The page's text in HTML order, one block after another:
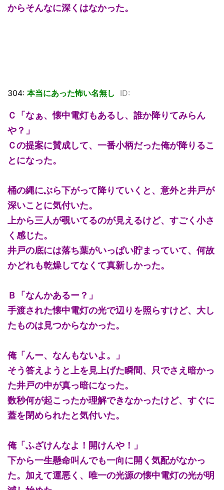
からそんなに深くはなかった。
304: 本当にあった怖い名無し ID:
Ｃ「なぁ、懐中電灯もあるし、誰か降りてみらん
や？」
Ｃの提案に賛成して、一番小柄だった俺が降りるこ
とになった。
桶の縄にぶら下がって降りていくと、意外と井戸が
深いことに気付いた。
上から三人が覗いてるのが見えるけど、すごく小さ
く感じた。
井戸の底には落ち葉がいっぱい貯まっていて、何故
かどれも乾燥してなくて真新しかった。
Ｂ「なんかあるー？」
手渡された懐中電灯の光で辺りを照らすけど、大し
たものは見つからなかった。
俺「んー、なんもないよ。」
そう答えようと上を見上げた瞬間、只でさえ暗かっ
た井戸の中が真っ暗になった。
数秒何が起こったか理解できなかったけど、すぐに
蓋を閉められたと気付いた。
俺「ふざけんなよ！開けんや！」
下から一生懸命叫んでも一向に開く気配がなかっ
た。加えて運悪く、唯一の光源の懐中電灯の光が明